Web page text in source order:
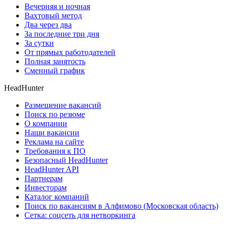
Вечерняя и ночная
Вахтовый метод
Два через два
За последние три дня
За сутки
От прямых работодателей
Полная занятость
Сменный график
HeadHunter
Размещение вакансий
Поиск по резюме
О компании
Наши вакансии
Реклама на сайте
Требования к ПО
Безопасный HeadHunter
HeadHunter API
Партнерам
Инвесторам
Каталог компаний
Поиск по вакансиям в Алфимово (Московская область)
Сетка: соцсеть для нетворкинга